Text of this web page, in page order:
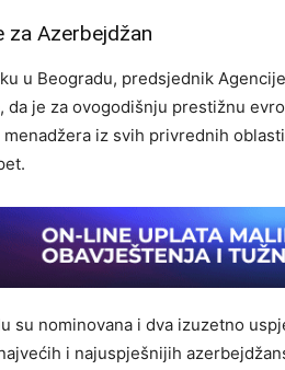
za Azerbejdžan
u Beogradu, predsjednik
da je za ovogodišnju prestižnu
iz svih privrednih
su nominovana i dva izuzetno
i najuspješnijih